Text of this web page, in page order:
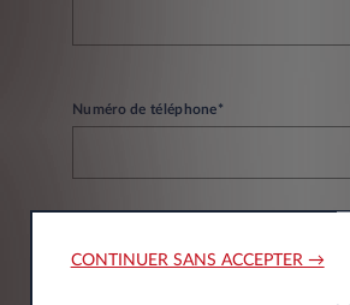
Numéro de téléphone*
CONTINUER SANS ACCEPTER →